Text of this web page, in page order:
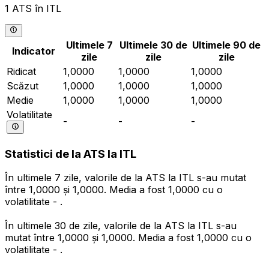
1 ATS în ITL
Indicator
Ultimele 7
zile
Ultimele 30 de
zile
Ultimele 90 de
zile
Ridicat
1,0000 1,0000
1,0000
Scăzut
1,0000 1,0000
1,0000
Medie
1,0000 1,0000
1,0000
Volatilitate
- - -
Statistici de la ATS la ITL
În ultimele 7 zile, valorile de la ATS la ITL s-au mutat
între 1,0000 și 1,0000. Media a fost 1,0000 cu o
volatilitate - .
În ultimele 30 de zile, valorile de la ATS la ITL s-au
mutat între 1,0000 și 1,0000. Media a fost 1,0000 cu o
volatilitate - .